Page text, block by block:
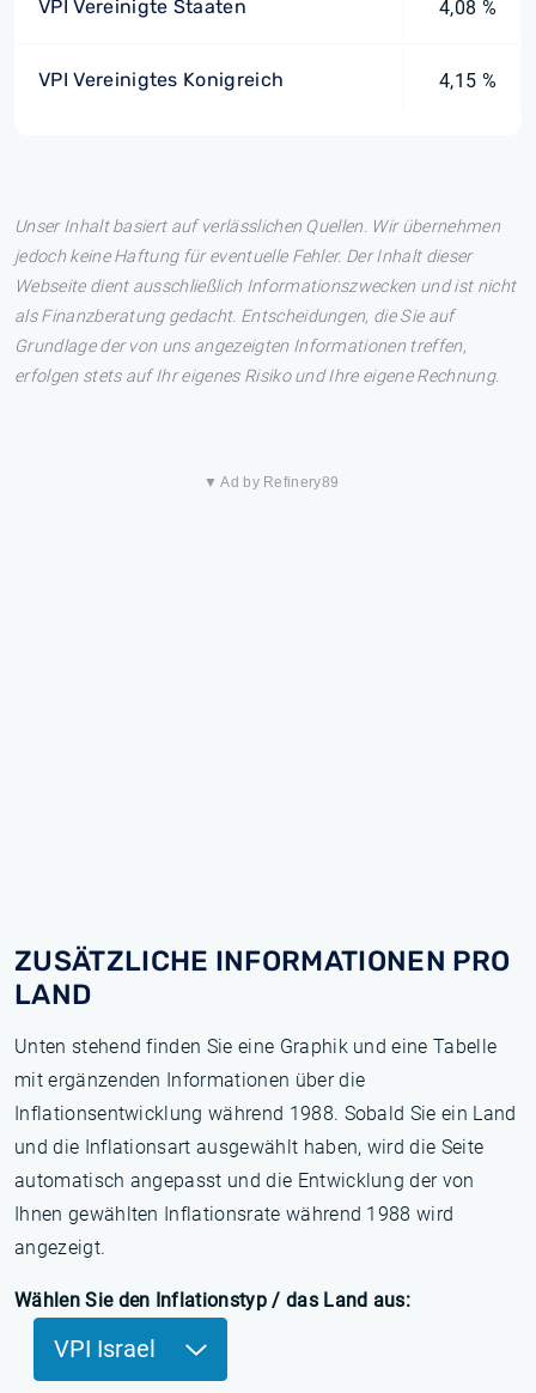
VPI Vereinigte Staaten 4,08 %
VPI Vereinigtes Konigreich 4,15 %
Unser Inhalt basiert auf verlässlichen Quellen. Wir übernehmen
jedoch keine Haftung für eventuelle Fehler. Der Inhalt dieser
Webseite dient ausschließlich Informationszwecken und ist nicht
als Finanzberatung gedacht. Entscheidungen, die Sie auf
Grundlage der von uns angezeigten Informationen treffen,
erfolgen stets auf Ihr eigenes Risiko und Ihre eigene Rechnung.
▼ Ad by Refinery89
ZUSÄTZLICHE INFORMATIONEN PRO
LAND
Unten stehend finden Sie eine Graphik und eine Tabelle
mit ergänzenden Informationen über die
Inflationsentwicklung während 1988. Sobald Sie ein Land
und die Inflationsart ausgewählt haben, wird die Seite
automatisch angepasst und die Entwicklung der von
Ihnen gewählten Inflationsrate während 1988 wird
angezeigt.
Wählen Sie den Inflationstyp / das Land aus:
VPI Israel